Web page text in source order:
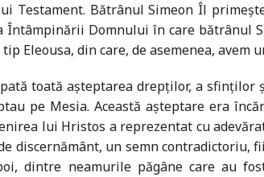
Testament. Bătrânul Simeon Îl
Întâmpinării Domnului în care bătrânul
Eleousa, din care, de asemenea, avem
toată așteptarea drepților, a sfinților
pe Mesia. Această așteptare era
lui Hristos a reprezentat cu
discernământ, un semn contradictoriu,
dintre neamurile păgâne care au